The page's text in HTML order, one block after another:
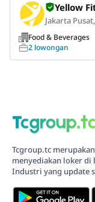
Yellow
Jakarta
Food & Beverages
2 lowongan
Tcgroup.tc
menyediakan loker
Industri yang update